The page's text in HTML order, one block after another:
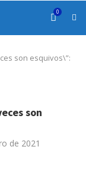
0
son esquivos\”:
son
de 2021